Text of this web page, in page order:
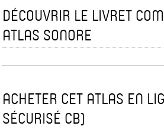
DÉCOUVRIR LE LIVRET
ATLAS SONORE
ACHETER CET ATLAS EN
SÉCURISÉ CB)